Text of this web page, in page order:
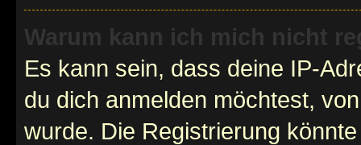
Warum kann ich mich nicht
Es kann sein, dass deine IP-
du dich anmelden möchtest,
wurde. Die Registrierung